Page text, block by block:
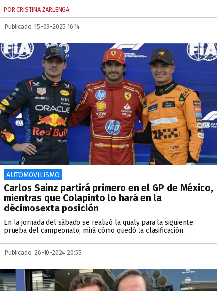
POR CRISTINA ZARLENGA
Publicado: 15-09-2025 16:14
AUTOMOVILISMO
Carlos Sainz partirá primero en el GP de México,
mientras que Colapinto lo hará en la
décimosexta posición
En la jornada del sábado se realizó la qualy para la siguiente
prueba del campeonato, mirá cómo quedó la clasificación.
Publicado: 26-10-2024 20:55